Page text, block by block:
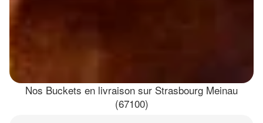
Nos Buckets en livraison sur Strasbourg Meinau
(67100)